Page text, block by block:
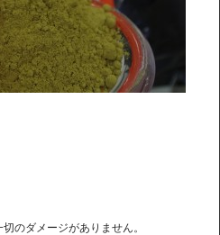
のダメージがありません。